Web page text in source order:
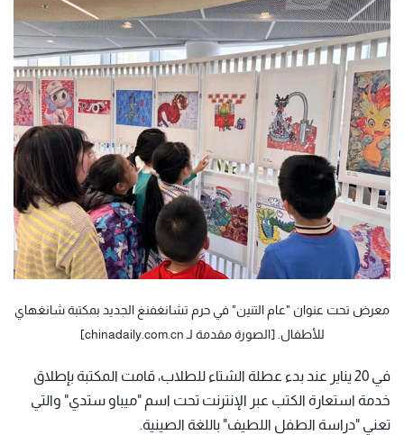
معرض تحت عنوان "عام التنين" في حرم تشانغفنغ الجديد بمكتبة شانغهاي
للأطفال. [الصورة مقدمة لـ chinadaily.com.cn]
في 20 يناير عند بدء عطلة الشتاء للطلاب، قامت المكتبة بإطلاق
خدمة استعارة الكتب عبر الإنترنت تحت اسم "ميباو ستدي" والتي
تعني "دراسة الطفل اللطيف" باللغة الصينية.